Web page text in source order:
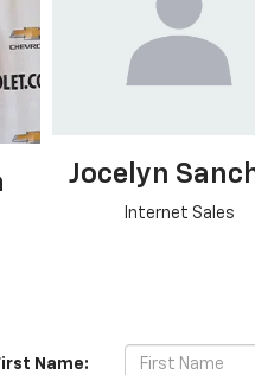
Jocelyn
Internet Sales
Name: